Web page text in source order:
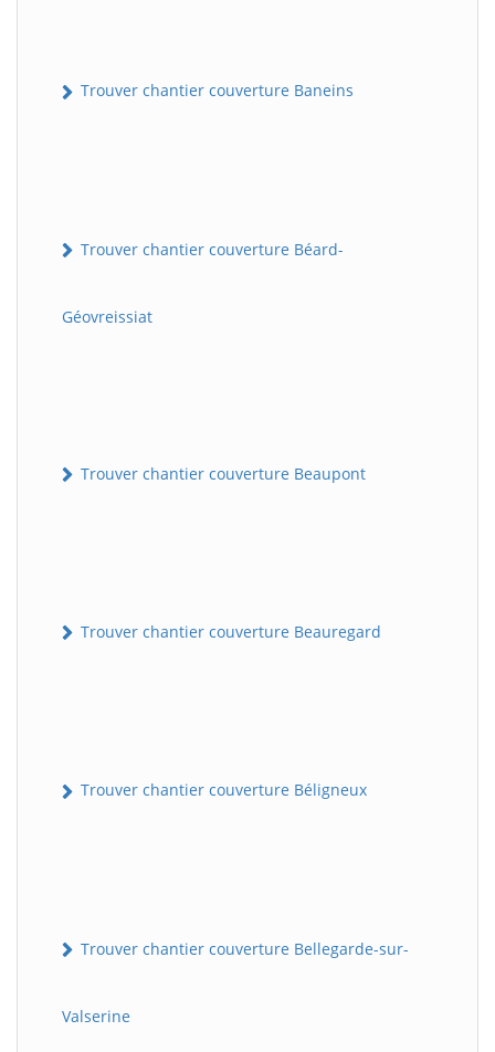
Trouver chantier couverture Baneins
Trouver chantier couverture Béard-
Géovreissiat
Trouver chantier couverture Beaupont
Trouver chantier couverture Beauregard
Trouver chantier couverture Béligneux
Trouver chantier couverture Bellegarde-sur-
Valserine